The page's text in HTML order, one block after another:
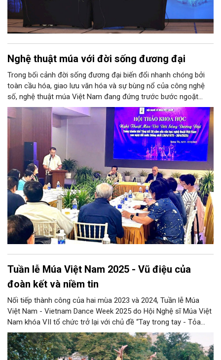
Nghệ thuật múa với đời sống đương đại
Trong bối cảnh đời sống đương đại biến đổi nhanh chóng bởi
toàn cầu hóa, giao lưu văn hóa và sự bùng nổ của công nghệ
số, nghệ thuật múa Việt Nam đang đứng trước bước ngoặt
quan trọng. Câu hỏi lớn đặt ra cho giới nghề là làm thế nào để
nghệ thuật múa vừa giữ được bản sắc dân tộc, vừa thích ứng
với nhu cầu thẩm mỹ đa dạng của khán giả hôm nay. Từ yêu
cầu cấp thiết đó, ngày 15/11/2025, Hội Nghệ sĩ Múa Việt Nam
tổ chức Hội thảo “Nghệ thuật múa với đời sống đương đại”, quy
tụ các nhà nghiên cứu lý luận, phê bì
Tuần lễ Múa Việt Nam 2025 - Vũ điệu của
đoàn kết và niềm tin
Nối tiếp thành công của hai mùa 2023 và 2024, Tuần lễ Múa
Việt Nam - Vietnam Dance Week 2025 do Hội Nghệ sĩ Múa Việt
Nam khóa VII tổ chức trở lại với chủ đề “Tay trong tay - Tỏa
sáng tương lai”. Sự kiện không chỉ là một sân khấu nghệ thuật,
mà còn là biểu tượng cho tinh thần đoàn kết, hội nhập và sức
mạnh mềm văn hóa của dân tộc Việt Nam trong giai đoạn đổi